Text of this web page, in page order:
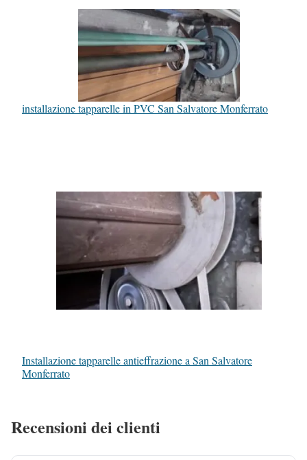
installazione tapparelle in PVC San Salvatore Monferrato
Installazione tapparelle antieffrazione a San Salvatore
Monferrato
Recensioni dei clienti